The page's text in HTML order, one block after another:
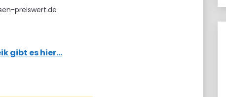
preiswert.de
gibt es hier…